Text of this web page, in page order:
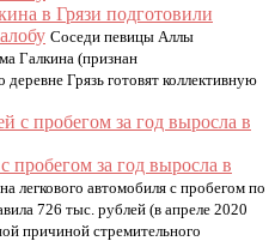
в Грязи подготовили
Соседи певицы Аллы
Галкина (признан
Грязь готовят коллективную
пробегом за год выросла в
легкового автомобиля с пробегом по
726 тыс. рублей (в апреле 2020
причиной стремительного